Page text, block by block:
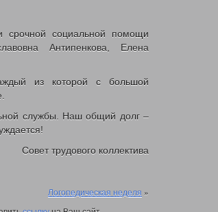
срочной социальной помощи
Антипенкова, Елена
из которой с большой
службы. Наш общий долг –
Совет трудового коллектива
Логопедическая неделя »